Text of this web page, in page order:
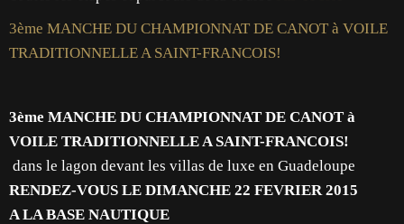
3ème MANCHE DU CHAMPIONNAT DE CANOT à VOILE
TRADITIONNELLE A SAINT-FRANCOIS!
3ème MANCHE DU CHAMPIONNAT DE CANOT à
VOILE TRADITIONNELLE A SAINT-FRANCOIS!
dans le lagon devant les villas de luxe en Guadeloupe
RENDEZ-VOUS LE DIMANCHE 22 FEVRIER 2015
A LA BASE NAUTIQUE